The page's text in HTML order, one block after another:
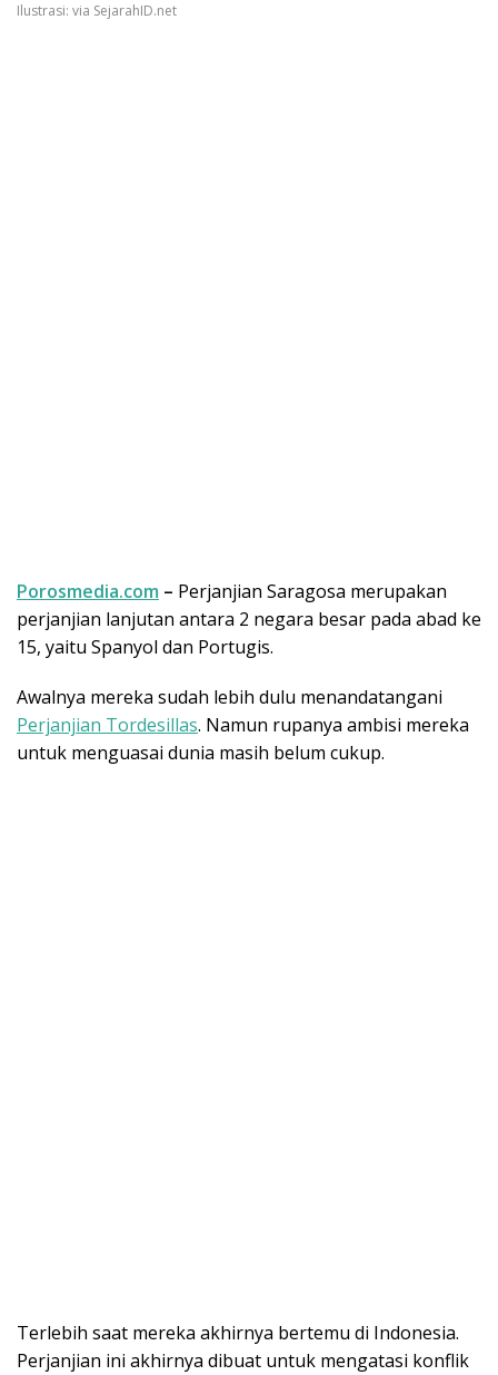
Ilustrasi: via SejarahID.net
Porosmedia.com – Perjanjian Saragosa merupakan
perjanjian lanjutan antara 2 negara besar pada abad ke
15, yaitu Spanyol dan Portugis.
Awalnya mereka sudah lebih dulu menandatangani
Perjanjian Tordesillas. Namun rupanya ambisi mereka
untuk menguasai dunia masih belum cukup.
Terlebih saat mereka akhirnya bertemu di Indonesia.
Perjanjian ini akhirnya dibuat untuk mengatasi konflik